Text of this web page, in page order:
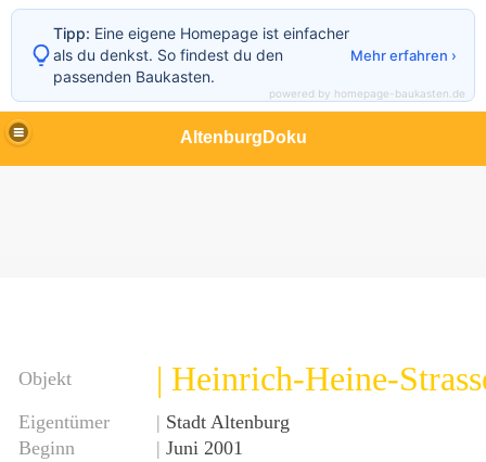
AltenburgDoku
Objekt | Heinrich-Heine-
Eigentümer | Stadt Altenburg
Beginn
| Juni 2001
Tipp: Eine eigene Homepage ist einfacher
als du denkst. So findest du den
passenden Baukasten.
Mehr erfahren ›
powered by homepage-baukasten.de